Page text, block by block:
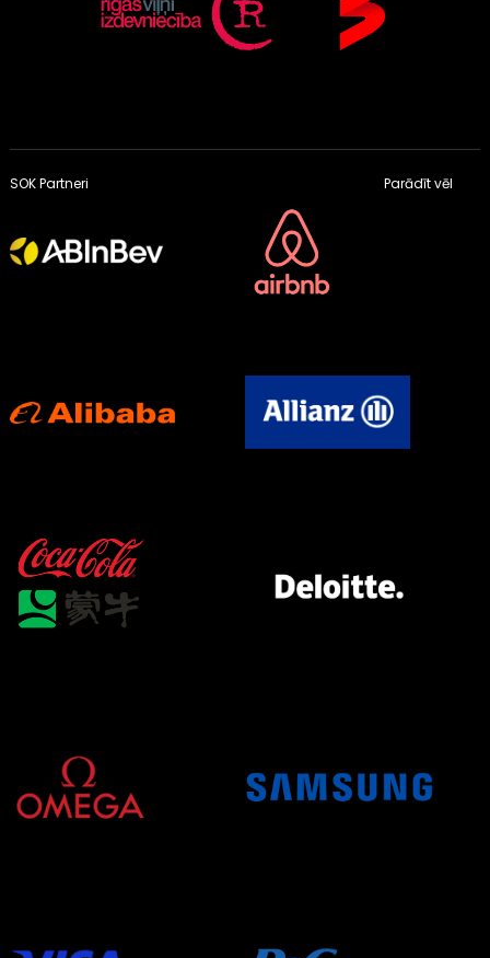
SOK Partneri Parādīt vēl